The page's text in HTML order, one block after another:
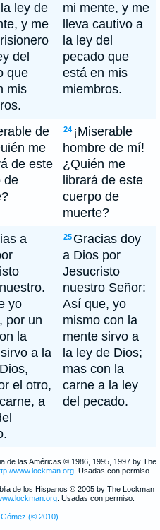
ley de
y me
del
que
mis
mi mente, y me
lleva cautivo a
la ley del
pecado que
está en mis
miembros.
de
me
de este
de
24 ¡Miserable
hombre de mí!
¿Quién me
librará de este
cuerpo de
muerte?
a
yo
por un
la
a la
el otro,
a
25 Gracias doy
a Dios por
Jesucristo
nuestro Señor:
Así que, yo
mismo con la
mente sirvo a
la ley de Dios;
mas con la
carne a la ley
del pecado.
de las Américas © 1986, 1995, 1997 by The
www.lockman.org. Usadas con permiso.
de los Hispanos © 2005 by The Lockman
. Usadas con permiso.
Gómez (© 2010)